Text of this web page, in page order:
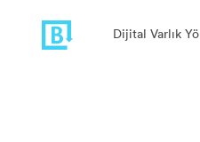
Dijital Varlık